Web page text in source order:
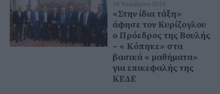
26 Νοεμβρίου 2025
«Στην ίδια τάξη»
άφησε τον Κυρίζογλου
ο Πρόεδρος της Βουλής
– « Κόπηκε» στα
βασικά « μαθήματα»
για επικεφαλής της
ΚΕΔΕ